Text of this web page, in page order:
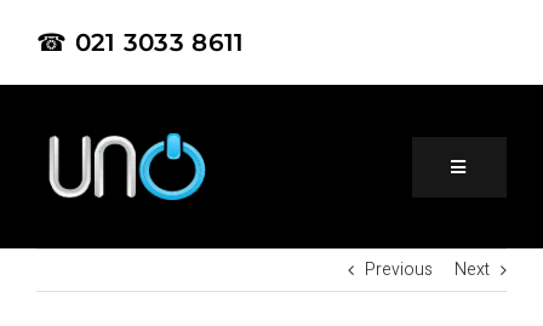
☎ 021 3033 8611
HomePrevious Next